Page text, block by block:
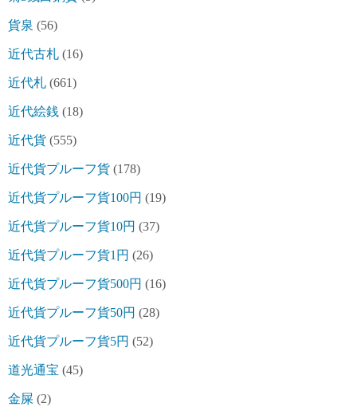
貨泉 (56)
近代古札 (16)
近代札 (661)
近代絵銭 (18)
近代貨 (555)
近代貨プルーフ貨 (178)
近代貨プルーフ貨100円 (19)
近代貨プルーフ貨10円 (37)
近代貨プルーフ貨1円 (26)
近代貨プルーフ貨500円 (16)
近代貨プルーフ貨50円 (28)
近代貨プルーフ貨5円 (52)
道光通宝 (45)
金屎 (2)